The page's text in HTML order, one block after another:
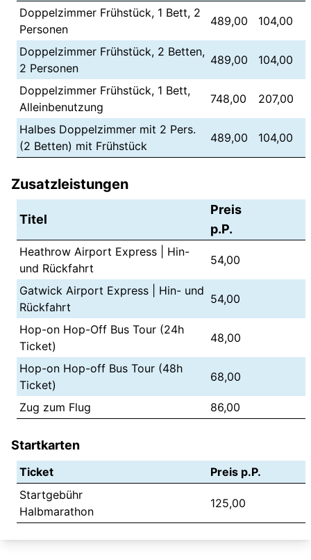
Doppelzimmer Frühstück, 1 Bett, 2
Personen
489,00 104,00
Doppelzimmer Frühstück, 2 Betten,
2 Personen
489,00 104,00
Doppelzimmer Frühstück, 1 Bett,
Alleinbenutzung
748,00 207,00
Halbes Doppelzimmer mit 2 Pers.
(2 Betten) mit Frühstück
489,00 104,00
Zusatzleistungen
Titel
Preis
p.P.
Heathrow Airport Express | Hin-
und Rückfahrt
54,00
Gatwick Airport Express | Hin- und
Rückfahrt
54,00
Hop-on Hop-Off Bus Tour (24h
Ticket)
48,00
Hop-on Hop-off Bus Tour (48h
Ticket)
68,00
Zug zum Flug 86,00
Startkarten
Ticket
Preis p.P.
Startgebühr
Halbmarathon
125,00